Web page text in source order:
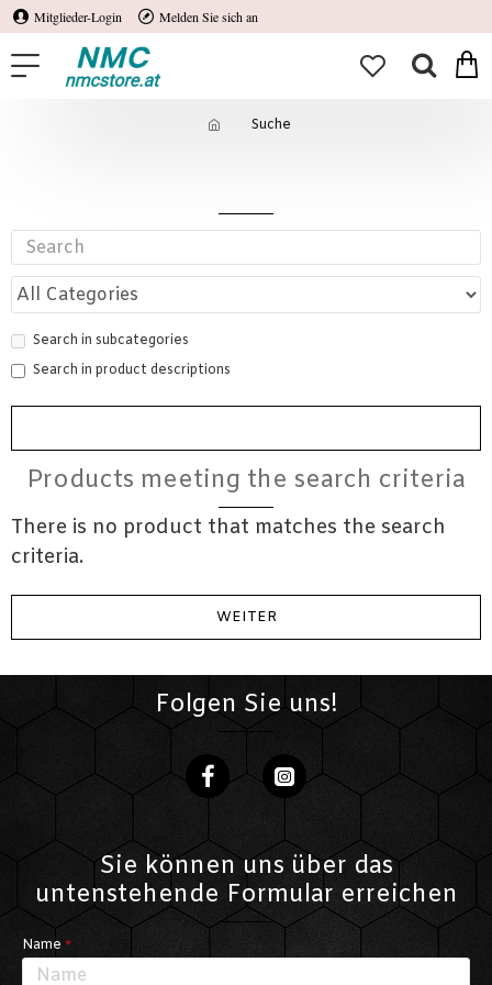
Mitglieder-Login Melden Sie sich an
Suche
Search in subcategories
Search in product descriptions
Products meeting the search criteria
There is no product that matches the search
criteria.
WEITER
Folgen Sie uns!
Sie können uns über das
untenstehende Formular erreichen
Name